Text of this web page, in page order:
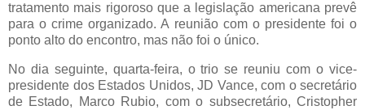
tratamento mais rigoroso que a legislação americana prevê
para o crime organizado. A reunião com o presidente foi o
ponto alto do encontro, mas não foi o único.
No dia seguinte, quarta-feira, o trio se reuniu com o vice-
presidente dos Estados Unidos, JD Vance, com o secretário
de Estado, Marco Rubio, com o subsecretário, Cristopher